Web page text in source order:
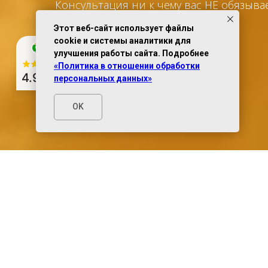
Консультация ни к чему вас НЕ
Этот веб-сайт использует файлы
cookie и системы аналитики для
улучшения работы сайта. Подробнее
«Политика в отношении обработки
персональных данных»
OK
4.9 из 5